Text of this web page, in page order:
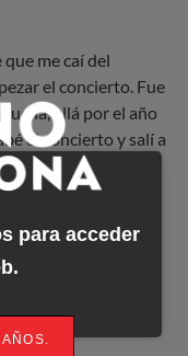
me caí del
el concierto. Fue
allá por el año
el concierto y salí a
de la gente, el
Fue un
Íntims de
de
se
para acceder